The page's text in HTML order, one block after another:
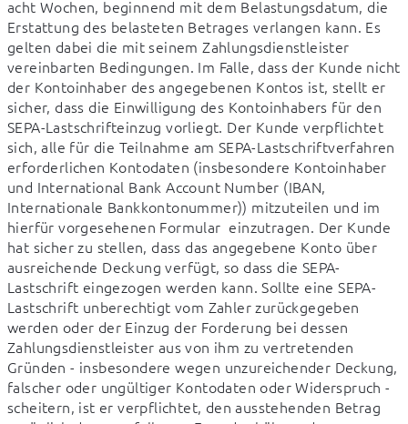
acht Wochen, beginnend mit dem Belastungsdatum, die
Erstattung des belasteten Betrages verlangen kann. Es
gelten dabei die mit seinem Zahlungsdienstleister
vereinbarten Bedingungen. Im Falle, dass der Kunde nicht
der Kontoinhaber des angegebenen Kontos ist, stellt er
sicher, dass die Einwilligung des Kontoinhabers für den
SEPA-Lastschrifteinzug vorliegt. Der Kunde verpflichtet
sich, alle für die Teilnahme am SEPA-Lastschriftverfahren
erforderlichen Kontodaten (insbesondere Kontoinhaber
und International Bank Account Number (IBAN,
Internationale Bankkontonummer)) mitzuteilen und im
hierfür vorgesehenen Formular  einzutragen. Der Kunde
hat sicher zu stellen, dass das angegebene Konto über
ausreichende Deckung verfügt, so dass die SEPA-
Lastschrift eingezogen werden kann. Sollte eine SEPA-
Lastschrift unberechtigt vom Zahler zurückgegeben
werden oder der Einzug der Forderung bei dessen
Zahlungsdienstleister aus von ihm zu vertretenden
Gründen - insbesondere wegen unzureichender Deckung,
falscher oder ungültiger Kontodaten oder Widerspruch -
scheitern, ist er verpflichtet, den ausstehenden Betrag